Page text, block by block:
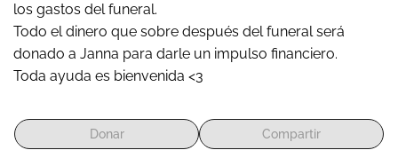
los gastos del funeral.
Todo el dinero que sobre después del funeral será
donado a Janna para darle un impulso financiero.
Toda ayuda es bienvenida <3
Donar Compartir